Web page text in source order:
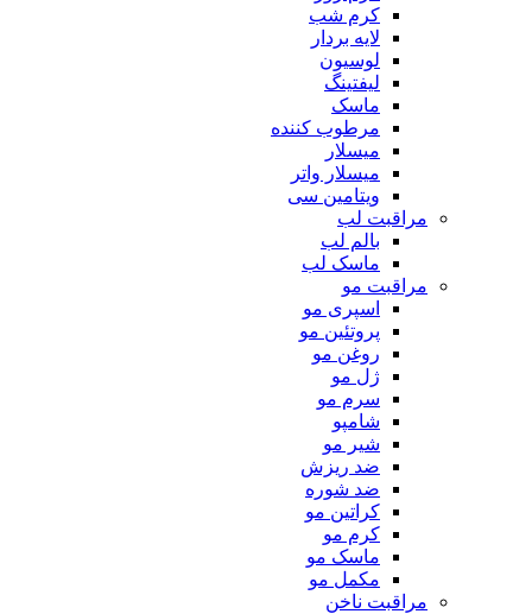
کرم شب
لایه بردار
لوسیون
لیفتینگ
ماسک
مرطوب کننده
میسلار
میسلار واتر
ویتامین سی
مراقبت لب
بالم لب
ماسک لب
مراقبت مو
اسپری مو
پروتئین مو
روغن مو
ژل مو
سرم مو
شامپو
شیر مو
ضد ریزش
ضد شوره
کراتین مو
کرم مو
ماسک مو
مکمل مو
مراقبت ناخن